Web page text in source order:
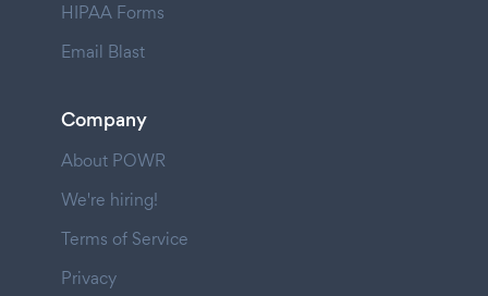
HIPAA Forms
Email Blast
Company
About POWR
We're hiring!
Terms of Service
Privacy